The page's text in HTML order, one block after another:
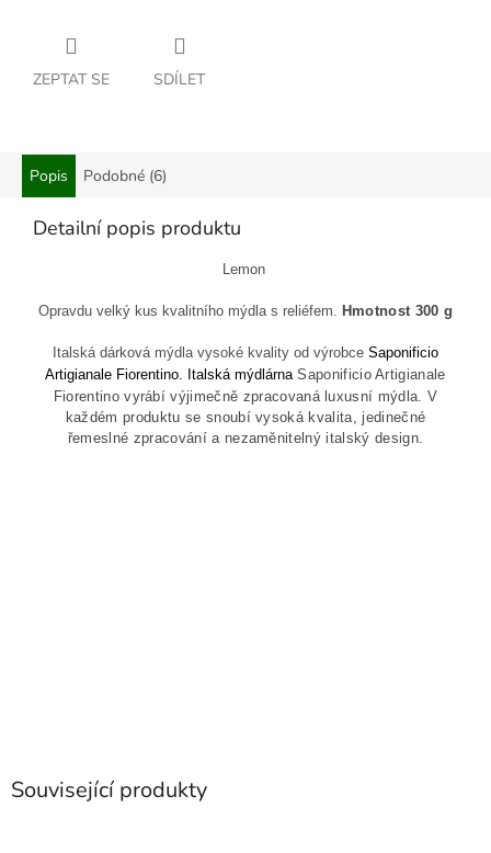
ZEPTAT SE SDÍLET
Související produkty
Popis Podobné (6)
Detailní popis produktu
Lemon
Opravdu velký kus kvalitního mýdla s reliéfem. Hmotnost 300 g
Italská dárková mýdla vysoké kvality od výrobce Saponificio
Artigianale Fiorentino. Italská mýdlárnaSaponificio Artigianale
Fiorentinovyrábí výjimečně zpracovaná luxusní mýdla. V
každém produktu se snoubí vysoká kvalita, jedinečné
řemeslné zpracování a nezaměnitelný italský design.